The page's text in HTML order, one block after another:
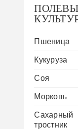
Пшеница
Кукуруза
Соя
Морковь
Сахарный
тростник